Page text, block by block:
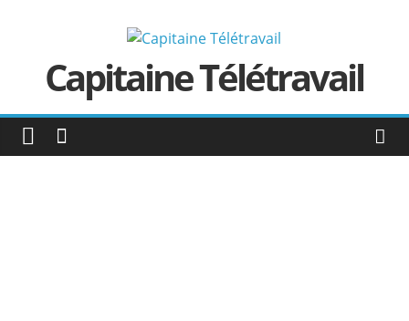
Capitaine Télétravail